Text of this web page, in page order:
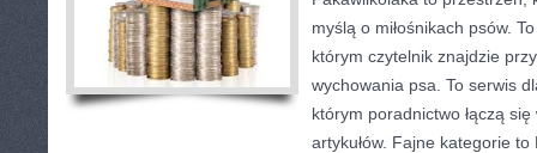
myślą o miłośnikach psów.
którym czytelnik znajdzie
wychowania psa. To serwis
którym poradnictwo łączą
artykułów. Fajne kategorie